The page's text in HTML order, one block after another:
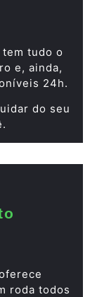
tem tudo o
e, ainda,
24h.
do seu
roda todos